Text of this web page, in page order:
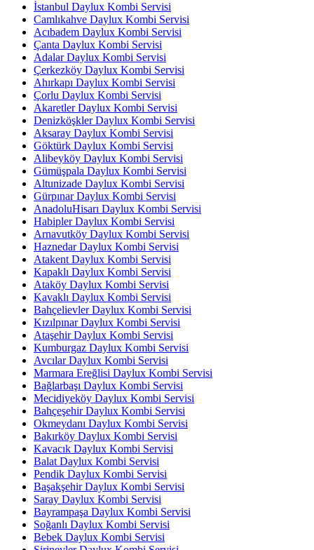
İstanbul Daylux Kombi Servisi
Camlıkahve Daylux Kombi Servisi
Acıbadem Daylux Kombi Servisi
Çanta Daylux Kombi Servisi
Adalar Daylux Kombi Servisi
Çerkezköy Daylux Kombi Servisi
Ahırkapı Daylux Kombi Servisi
Çorlu Daylux Kombi Servisi
Akaretler Daylux Kombi Servisi
Denizköşkler Daylux Kombi Servisi
Aksaray Daylux Kombi Servisi
Göktürk Daylux Kombi Servisi
Alibeyköy Daylux Kombi Servisi
Gümüşpala Daylux Kombi Servisi
Altunizade Daylux Kombi Servisi
Gürpınar Daylux Kombi Servisi
AnadoluHisarı Daylux Kombi Servisi
Habipler Daylux Kombi Servisi
Arnavutköy Daylux Kombi Servisi
Haznedar Daylux Kombi Servisi
Atakent Daylux Kombi Servisi
Kapaklı Daylux Kombi Servisi
Ataköy Daylux Kombi Servisi
Kavaklı Daylux Kombi Servisi
Bahçelievler Daylux Kombi Servisi
Kızılpınar Daylux Kombi Servisi
Ataşehir Daylux Kombi Servisi
Kumburgaz Daylux Kombi Servisi
Avcılar Daylux Kombi Servisi
Marmara Ereğlisi Daylux Kombi Servisi
Bağlarbaşı Daylux Kombi Servisi
Mecidiyeköy Daylux Kombi Servisi
Bahçeşehir Daylux Kombi Servisi
Okmeydanı Daylux Kombi Servisi
Bakırköy Daylux Kombi Servisi
Kavacık Daylux Kombi Servisi
Balat Daylux Kombi Servisi
Pendik Daylux Kombi Servisi
Başakşehir Daylux Kombi Servisi
Saray Daylux Kombi Servisi
Bayrampaşa Daylux Kombi Servisi
Soğanlı Daylux Kombi Servisi
Bebek Daylux Kombi Servisi